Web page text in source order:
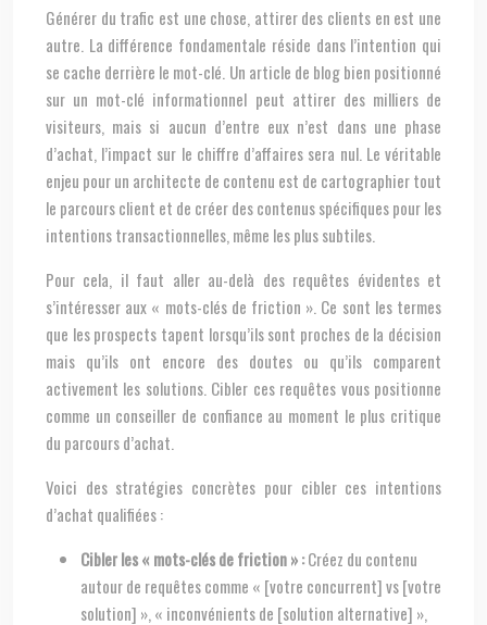
Générer du trafic est une chose, attirer des clients en est une
autre. La différence fondamentale réside dans l’intention qui
se cache derrière le mot-clé. Un article de blog bien positionné
sur un mot-clé informationnel peut attirer des milliers de
visiteurs, mais si aucun d’entre eux n’est dans une phase
d’achat, l’impact sur le chiffre d’affaires sera nul. Le véritable
enjeu pour un architecte de contenu est de cartographier tout
le parcours client et de créer des contenus spécifiques pour les
intentions transactionnelles, même les plus subtiles.
Pour cela, il faut aller au-delà des requêtes évidentes et
s’intéresser aux « mots-clés de friction ». Ce sont les termes
que les prospects tapent lorsqu’ils sont proches de la décision
mais qu’ils ont encore des doutes ou qu’ils comparent
activement les solutions. Cibler ces requêtes vous positionne
comme un conseiller de confiance au moment le plus critique
du parcours d’achat.
Voici des stratégies concrètes pour cibler ces intentions
d’achat qualifiées :
Cibler les « mots-clés de friction » :Créez du contenu
autour de requêtes comme « [votre concurrent] vs [votre
solution] », « inconvénients de [solution alternative] »,